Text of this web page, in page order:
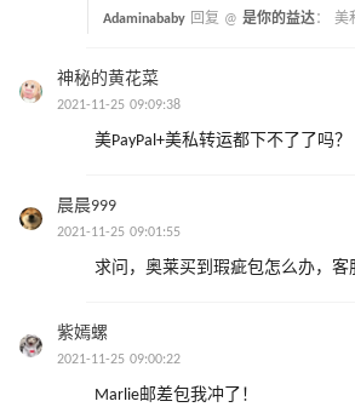
Adaminababy 回复 @ 是你的益达： 美
神秘的黄花菜
2021-11-25 09:09:38
美PayPal+美私转运都下不了了吗？
晨晨999
2021-11-25 09:01:55
求问，奥莱买到瑕疵包怎么办，客
紫嫣螺
2021-11-25 09:00:22
Marlie邮差包我冲了！